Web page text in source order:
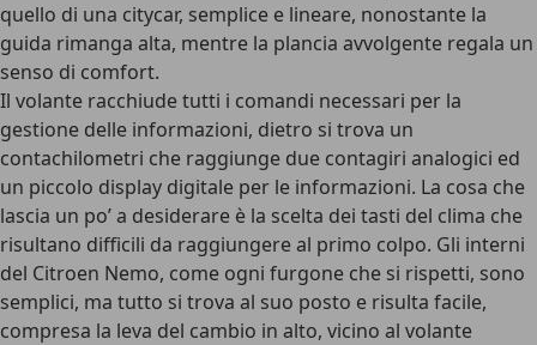
quello di una citycar, semplice e lineare, nonostante la
guida rimanga alta, mentre la plancia avvolgente regala un
senso di comfort.
Il volante racchiude tutti i comandi necessari per la
gestione delle informazioni, dietro si trova un
contachilometri che raggiunge due contagiri analogici ed
un piccolo display digitale per le informazioni. La cosa che
lascia un po’ a desiderare è la scelta dei tasti del clima che
risultano difficili da raggiungere al primo colpo. Gli interni
del Citroen Nemo, come ogni furgone che si rispetti, sono
semplici, ma tutto si trova al suo posto e risulta facile,
compresa la leva del cambio in alto, vicino al volante